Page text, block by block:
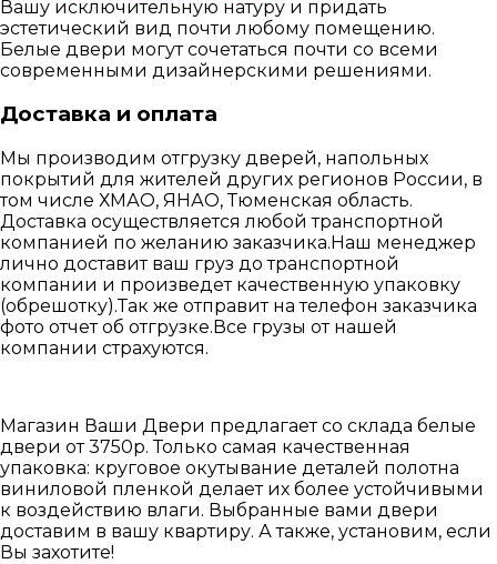
Вашу исключительную натуру и придать
эстетический вид почти любому помещению.
Белые двери могут сочетаться почти со всеми
современными дизайнерскими решениями.
Доставка и оплата
Мы производим отгрузку дверей, напольных
покрытий для жителей других регионов России, в
том числе ХМАО, ЯНАО, Тюменская область.
Доставка осуществляется любой транспортной
компанией по желанию заказчика.Наш менеджер
лично доставит ваш груз до транспортной
компании и произведет качественную упаковку
(обрешотку).Так же отправит на телефон заказчика
фото отчет об отгрузке.Все грузы от нашей
компании страхуются.
Магазин Ваши Двери предлагает со склада белые
двери от 3750р. Только самая качественная
упаковка: круговое окутывание деталей полотна
виниловой пленкой делает их более устойчивыми
к воздействию влаги. Выбранные вами двери
доставим в вашу квартиру. А также, установим, если
Вы захотите!